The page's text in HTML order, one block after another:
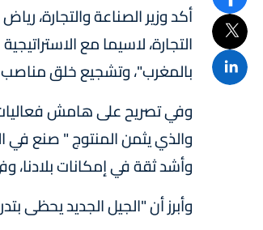
أكد وزير الصناعة والتجارة،
التجارة، لاسيما مع
بالمغرب"، وتشجيع خلق
والذي يثمن المنتوج " صنع في
وأشد ثقة في إمكانات بلادنا،
وأبرز أن "الجيل الجديد يحظى